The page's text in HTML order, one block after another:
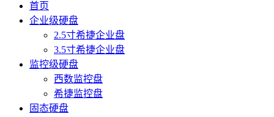
首页
企业级硬盘
2.5寸希捷企业盘
3.5寸希捷企业盘
监控级硬盘
西数监控盘
希捷监控盘
固态硬盘